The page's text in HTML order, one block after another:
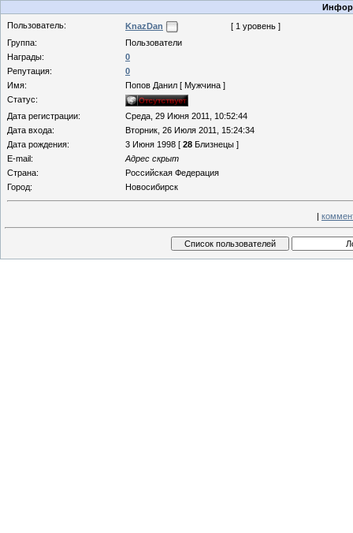
Пользователь:
KnazDan
[ 1 уровень ]
Группа:
Пользователи
Награды:
0
Репутация:
0
Имя:
Попов Данил [ Мужчина ]
Статус:
Дата регистрации:
Среда, 29 Июня 2011, 10:52:44
Дата входа:
Вторник, 26 Июля 2011, 15:24:34
Дата рождения:
3 Июня 1998 [ 28 Близнецы ]
E-mail:
Адрес скрыт
Страна:
Российская Федерация
Город:
Новосибирск
|